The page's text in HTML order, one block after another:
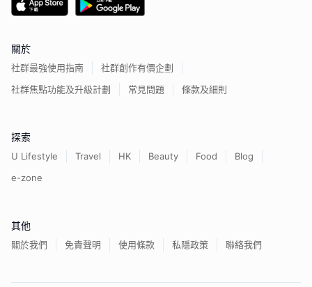
關於
社群最強使用指南
社群創作有價企劃
社群焦點功能及升級計劃
常見問題 條款及細則
探索
U Lifestyle Travel HK Beauty Food
Blog
e-zone
其他
關於我們 免責聲明 使用條款 私隱政策 聯絡我們